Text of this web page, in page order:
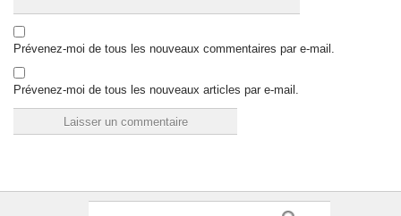
Prévenez-moi de tous les nouveaux commentaires par e-mail.
Prévenez-moi de tous les nouveaux articles par e-mail.